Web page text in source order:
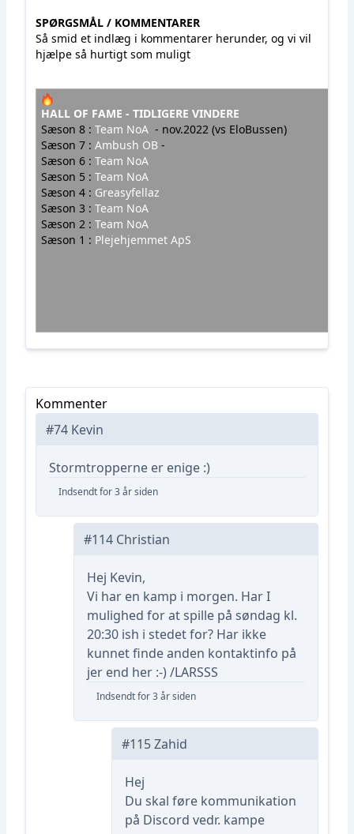
SPØRGSMÅL / KOMMENTARER
Så smid et indlæg i kommentarer herunder, og vi vil
hjælpe så hurtigt som muligt
HALL OF FAME - TIDLIGERE VINDERE
Sæson 8 : Team NoA - nov.2022 (vs EloBussen)
Sæson 7 : Ambush OB-
Sæson 6 : Team NoA
Sæson 5 : Team NoA
Sæson 4 : Greasyfellaz
Sæson 3 : Team NoA
Sæson 2 : Team NoA
Sæson 1 : Plejehjemmet ApS
Kommenter
#74 Kevin
Stormtropperne er enige :)
Indsendt for 3 år siden
#114 Christian
Hej Kevin,
Vi har en kamp i morgen. Har I
mulighed for at spille på søndag kl.
20:30 ish i stedet for? Har ikke
kunnet finde anden kontaktinfo på
jer end her :-) /LARSSS
Indsendt for 3 år siden
#115 Zahid
Hej
Du skal føre kommunikation
på Discord vedr. kampe